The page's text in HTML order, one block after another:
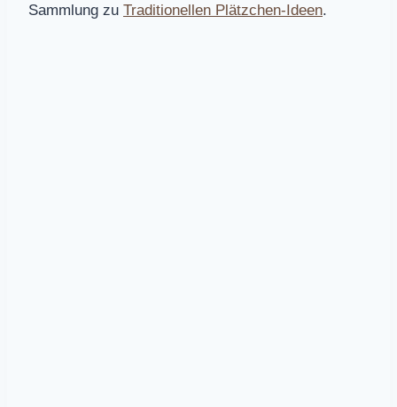
Sammlung zu Traditionellen Plätzchen-Ideen.